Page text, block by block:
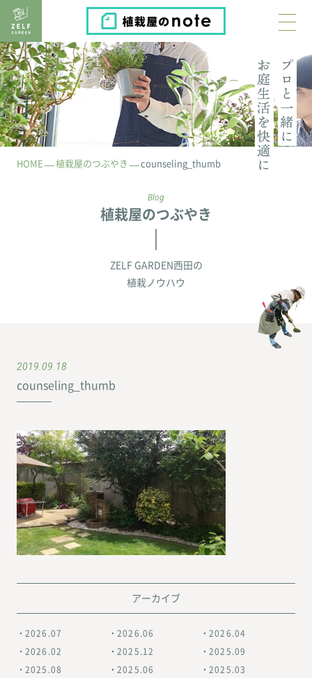
植栽屋のnote
HOME 植栽屋のつぶやき counseling_thumb
Blog
植栽屋のつぶやき
ZELF GARDEN西田の
植栽ノウハウ
2019.09.18
counseling_thumb
アーカイブ
2026.07 2026.06 2026.04
2026.02 2025.12 2025.09
2025.08 2025.06 2025.03